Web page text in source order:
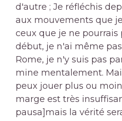
d'autre ; Je réfléchis
aux mouvements que
ceux que je ne pourrais
début, je n'ai même
Rome, je n'y suis pas
mine mentalement.
peux jouer plus ou
marge est très
pausa]mais la vérité